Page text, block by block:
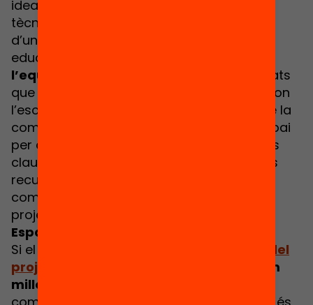
ideal per a tu. Ja siguis un càrrec
tècnic/polític d’un ajuntament, o membre
d’un equip docent/directiu d’un centre
educatiu,
l’equitat digital!
Sabem que les comunitats
que millor lideren Code Club són aquelles on
l’escola, l’ajuntament i els altres agents de la
comunitat treballen plegats. En aquest espai
per a persones impulsores us donarem les
claus del programa, us explicarem tots els
recursos oberts dels quals disposem i
compartirem les estratègies per a fer el
projecte realitat al vostre municipi.
Espai TRANSFORMA
Si el teu municipi o escola
del
projecte
saber com
millorar, com ampliar l’impacte